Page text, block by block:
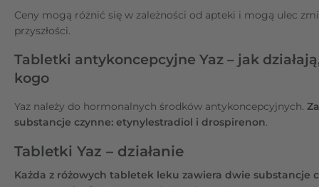
Ceny mogą różnić się w zależności od apteki i mogą ulec
przyszłości.
Tabletki antykoncepcyjne Yaz – jak
kogo
Yaz należy do hormonalnych środków antykoncepcyjnych.
substancje czynne: etynylestradiol i drospirenon.
Tabletki Yaz – działanie
Każda z różowych tabletek leku zawiera dwie substancje